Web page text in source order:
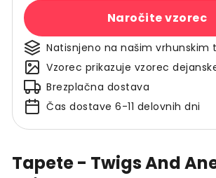
Tapete - Twigs And
Naročite vzorec
Natisnjeno na našim vrhunskim
Vzorec prikazuje vzorec
Brezplačna dostava
Čas dostave 6-11 delovnih dni